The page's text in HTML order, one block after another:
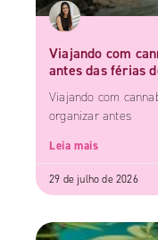
Viajando com
antes das férias
Viajando com
organizar antes
Leia mais
29 de julho de 2026